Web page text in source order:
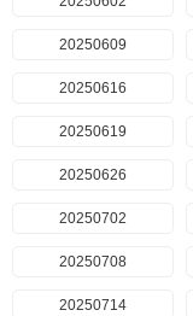
20250609
20250616
20250619
20250626
20250702
20250708
20250714